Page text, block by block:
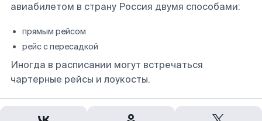
авиабилетом в страну Россия двумя способами:
прямым рейсом
рейс с пересадкой
Иногда в расписании могут встречаться
чартерные рейсы и лоукосты.